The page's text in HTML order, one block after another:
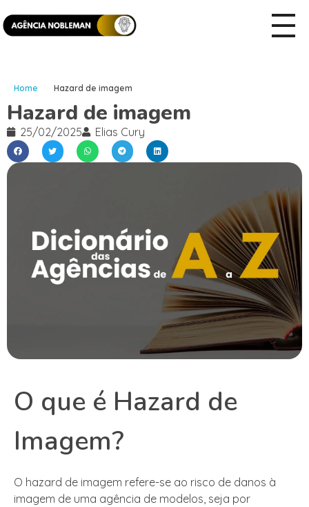
Home Hazard de imagem
Hazard de imagem
25/02/2025 Elias Cury
O que é Hazard de
Imagem?
O hazard de imagem refere-se ao risco de danos à
imagem de uma agência de modelos, seja por